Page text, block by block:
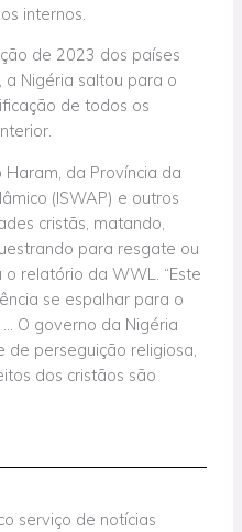
internos.
de 2023 dos países
a Nigéria saltou para o
de todos os
Haram, da Província da
(ISWAP) e outros
cristãs, matando,
para resgate ou
o relatório da WWL. “Este
se espalhar para o
O governo da Nigéria
de perseguição religiosa,
dos cristãos são
serviço de notícias